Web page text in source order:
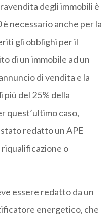
degli immobili è
necessario anche per la
gli obblighi per il
di un immobile ad un
di vendita e la
del 25% della
quest’ultimo caso,
stato redatto un APE
o
essere redatto da un
energetico, che